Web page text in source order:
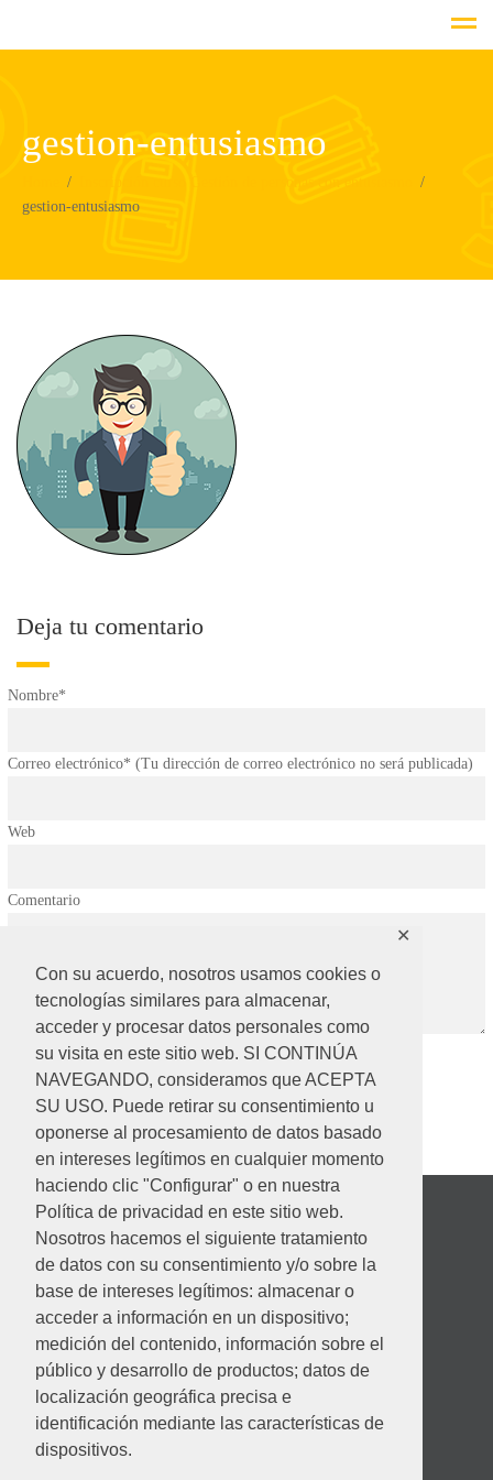
Con su acuerdo, nosotros usamos cookies o
tecnologías similares para almacenar,
acceder y procesar datos personales como
su visita en este sitio web. SI CONTINÚA
NAVEGANDO, consideramos que ACEPTA
SU USO. Puede retirar su consentimiento u
oponerse al procesamiento de datos basado
en intereses legítimos en cualquier momento
haciendo clic "Configurar" o en nuestra
Política de privacidad en este sitio web.
Nosotros hacemos el siguiente tratamiento
de datos con su consentimiento y/o sobre la
base de intereses legítimos: almacenar o
acceder a información en un dispositivo;
medición del contenido, información sobre el
público y desarrollo de productos; datos de
localización geográfica precisa e
identificación mediante las características de
dispositivos.
✕
gestion-entusiasmo
gestion-entusiasmo
Deja tu comentario
Nombre*
Correo electrónico* (Tu dirección de correo electrónico no será publicada)
Web
Comentario
Desempeño ambiental